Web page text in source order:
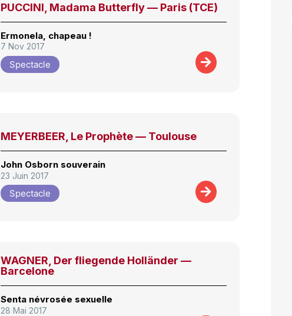
PUCCINI, Madama Butterfly — Paris (TCE)
Ermonela, chapeau !
7 Nov 2017
Spectacle
MEYERBEER, Le Prophète — Toulouse
John Osborn souverain
23 Juin 2017
Spectacle
WAGNER, Der fliegende Holländer —
Barcelone
Senta névrosée sexuelle
28 Mai 2017